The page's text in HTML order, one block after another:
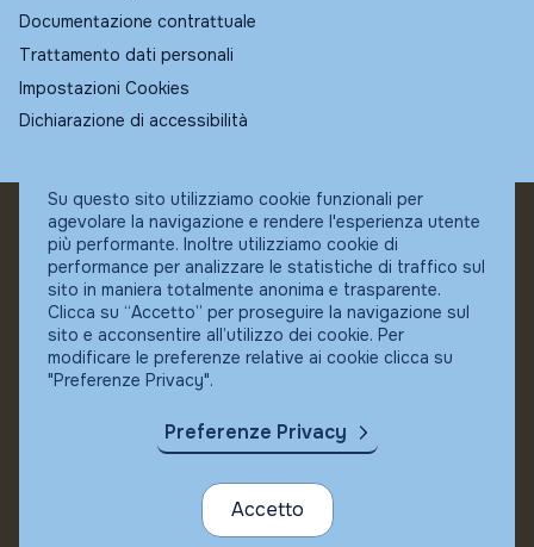
Documentazione contrattuale
Trattamento dati personali
Impostazioni Cookies
Dichiarazione di accessibilità
© Fundstore
Collocatore autorizzato:
Banca Ifigest SpA
P.Iva: 04337180485
Su questo sito utilizziamo cookie funzionali per
agevolare la navigazione e rendere l'esperienza utente
più performante. Inoltre utilizziamo cookie di
performance per analizzare le statistiche di traffico sul
sito in maniera totalmente anonima e trasparente.
Clicca su “Accetto” per proseguire la navigazione sul
sito e acconsentire all’utilizzo dei cookie. Per
modificare le preferenze relative ai cookie clicca su
"Preferenze Privacy".
Preferenze Privacy
Accetto